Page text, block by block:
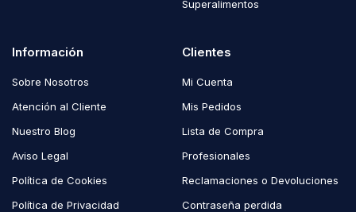
Superalimentos
Información
Sobre Nosotros
Atención al Cliente
Nuestro Blog
Aviso Legal
Política de Cookies
Política de Privacidad
Clientes
Mi Cuenta
Mis Pedidos
Lista de Compra
Profesionales
Reclamaciones o Devoluciones
Contraseña perdida